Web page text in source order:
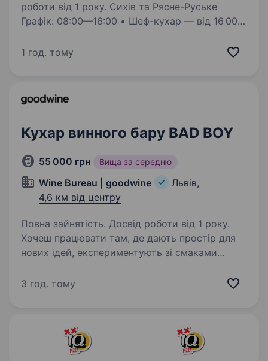
роботи від 1 року. Сихів та Рясне-Руське
Графік: 08:00—16:00 • Шеф-кухар — від 16 000
35 Деталі — телефоном або в повідомленнях.
1 год. тому
Кухар винного бару BAD BOY
55 000 грн Вища за середню
Wine Bureau | goodwine
Львів,
4,6 км від центру
Повна зайнятість. Досвід роботи від 1 року.
Хочеш працювати там, де дають простір для
нових ідей, експериментують зі смаками
гостей? Welcome to Bad Boy.
3 год. тому